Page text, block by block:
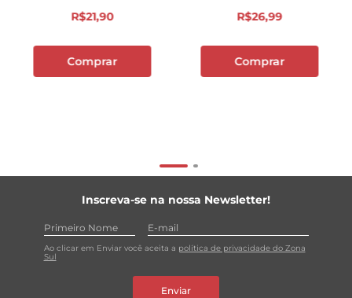
R$21,90
Comprar
R$26,99
Comprar
Inscreva-se na nossa Newsletter!
Ao clicar em Enviar você aceita a política de privacidade do Zona
Sul
Enviar